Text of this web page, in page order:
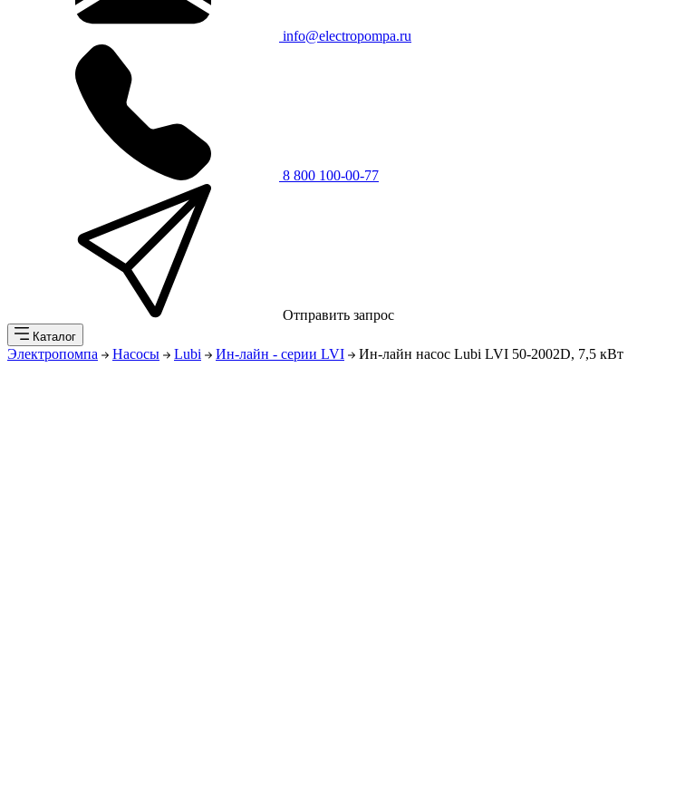
info@electropompa.ru
8 800 100-00-77
Отправить запрос
Каталог
Электропомпа Насосы Lubi Ин-лайн - серии LVI Ин-лайн насос Lubi LVI 50-2002D, 7,5 кВт